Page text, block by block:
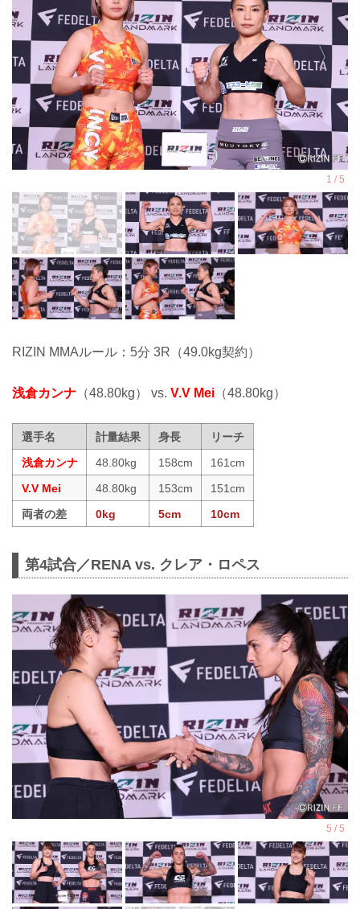
RIZIN MMAルール：5分 3R（49.0kg契約）
浅倉カンナ （48.80kg） vs. V.V Mei （48.80kg）
選手名 計量結果 身長
リーチ
浅倉カンナ
48.80kg 158cm
161cm
V.V Mei
48.80kg 153cm
151cm
両者の差
0kg 5cm 10cm
第4試合／RENA vs. クレア・ロペス